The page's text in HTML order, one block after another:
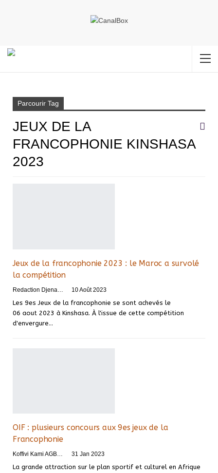
Parcourir Tag
JEUX DE LA
FRANCOPHONIE KINSHASA
2023
Jeux de la francophonie 2023 : le Maroc a survolé
la compétition
10 Août 2023
Les 9es Jeux de la francophonie se sont achevés le
06 aout 2023 à Kinshasa. À l'issue de cette compétition
d'envergure…
OIF : plusieurs concours aux 9es jeux de la
Francophonie
Koffivi Kami AGBETOU 31 Jan 2023
La grande attraction sur le plan sportif et culturel en Afrique